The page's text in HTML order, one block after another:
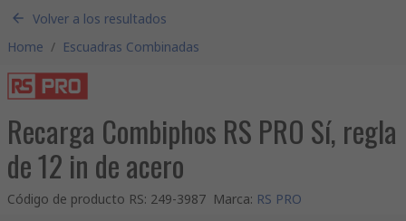
Volver a los resultados
Home / Escuadras Combinadas
Recarga Combiphos RS PRO Sí, regla
de 12 in de acero
Código de producto RS: 249-3987 Marca: RS PRO